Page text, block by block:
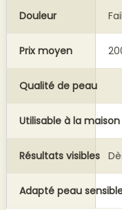
Douleur
Prix moyen
Qualité de peau
Utilisable à la maison
Résultats visibles
Adapté peau